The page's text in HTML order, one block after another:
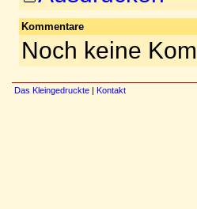
Kommentare
Noch keine
Das Kleingedruckte | Kontakt